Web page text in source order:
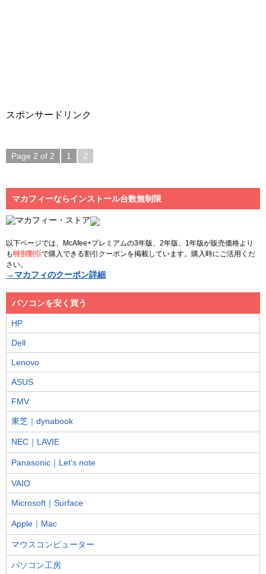
スポンサードリンク
Page 2 of 2 1 2
マカフィーならインストール台数無制限
以下ページでは、McAfee+プレミアムの3年版、2年版、1年版が販売価格より
も特別割引 で購入できる割引クーポンを掲載しています。購入時にご活用くだ
さい。
→マカフィのクーポン詳細
パソコンを安く買う
HP
Dell
Lenovo
ASUS
FMV
東芝｜dynabook
NEC｜LAVIE
Panasonic｜Let’s note
VAIO
Microsoft｜Surface
Apple｜Mac
マウスコンピューター
パソコン工房